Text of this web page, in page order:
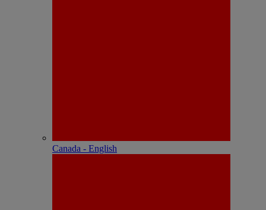
Canada - English